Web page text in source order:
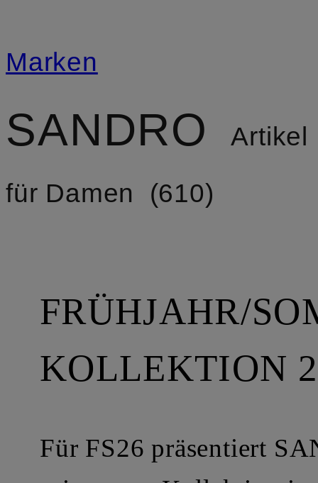
Marken
SANDRO
Artikel
für Damen
610
FRÜHJAHR/
KOLLEKTION
Für FS26 präsentiert